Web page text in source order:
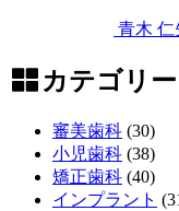
青木 仁
ン
プ
カテゴリー
審美歯科 (30)
小児歯科 (38)
矯正歯科 (40)
インプラント